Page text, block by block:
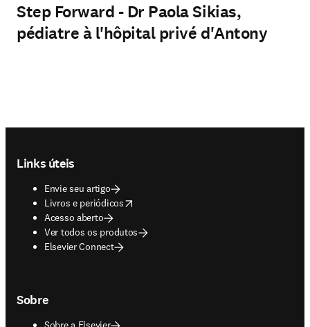
Step Forward - Dr Paola Sikias,
pédiatre à l'hôpital privé d'Antony
Links úteis
Envie seu artigo
Livros e periódicos
opens in new tab/window
Acesso aberto
Ver todos os produtos
Elsevier Connect
Sobre